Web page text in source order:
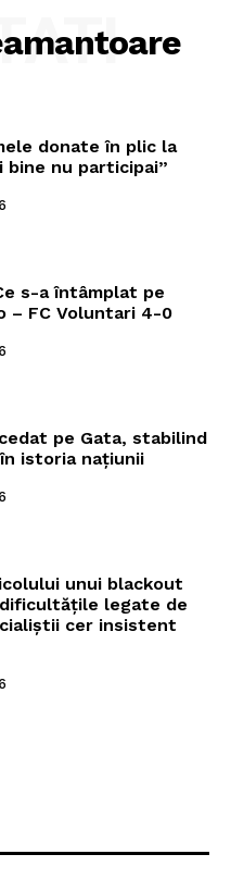
donate în plic la
bine nu participai”
s-a întâmplat pe
– FC Voluntari 4-0
pe Gata, stabilind
istoria națiunii
unui blackout
legate de
cer insistent